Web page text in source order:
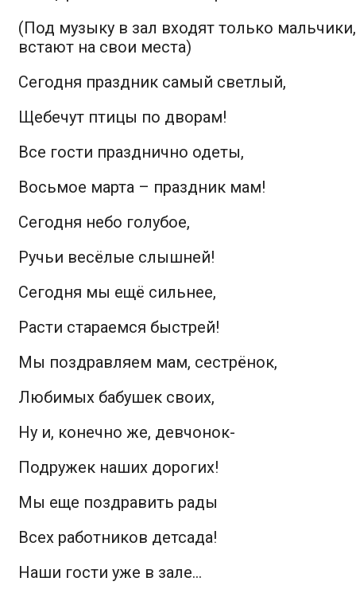
(Под музыку в зал входят только мальчики,
встают на свои места)
Сегодня праздник самый светлый,
Щебечут птицы по дворам!
Все гости празднично одеты,
Восьмое марта – праздник мам!
Сегодня небо голубое,
Ручьи весёлые слышней!
Сегодня мы ещё сильнее,
Расти стараемся быстрей!
Мы поздравляем мам, сестрёнок,
Любимых бабушек своих,
Ну и, конечно же, девчонок-
Подружек наших дорогих!
Мы еще поздравить рады
Всех работников детсада!
Наши гости уже в зале…